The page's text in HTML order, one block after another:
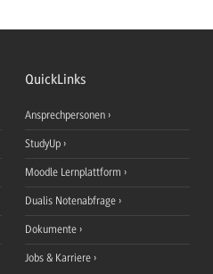
QuickLinks
Ansprechpersonen
StudyUp
Moodle Lernplattform
Dualis Notenabfrage
Dokumente
Jobs & Karriere